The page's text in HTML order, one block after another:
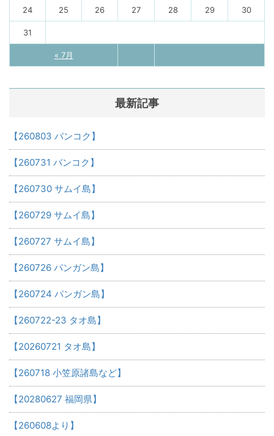
« 7月
24 25 26 27 28 29 30
31
最新記事
【260803 バンコク】
【260731 バンコク】
【260730 サムイ島】
【260729 サムイ島】
【260727 サムイ島】
【260726 パンガン島】
【260724 パンガン島】
【260722-23 タオ島】
【20260721 タオ島】
【260718 小笠原諸島など】
【20280627 福岡県】
【260608より】